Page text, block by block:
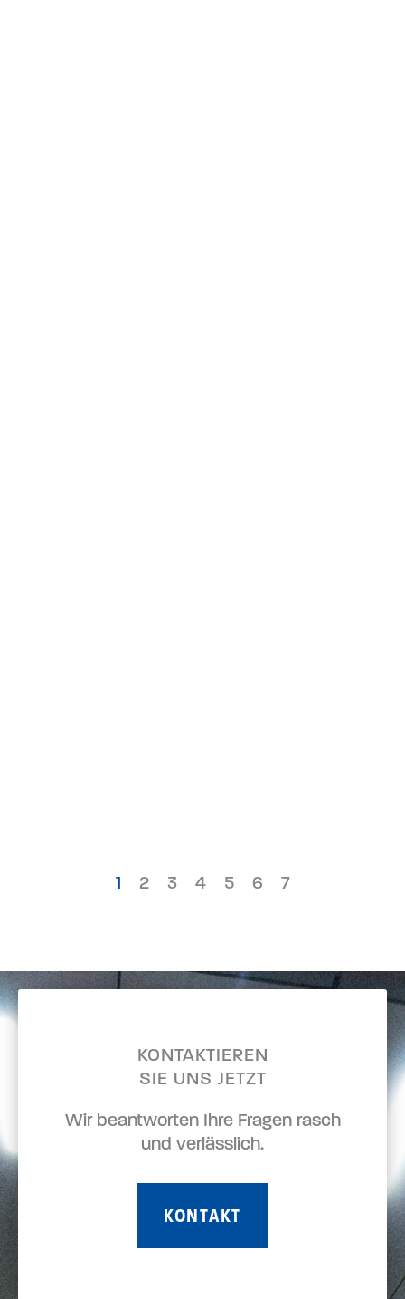
1 2 3 4 5 6 7
KONTAKTIEREN
SIE UNS JETZT
Wir beantworten Ihre Fragen rasch
und verlässlich.
KONTAKT